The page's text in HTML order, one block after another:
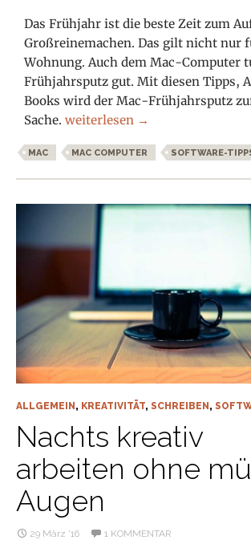
Das Frühjahr ist die beste Zeit zum
Großreinemachen. Das gilt nicht nur
Wohnung. Auch dem Mac-Computer
Frühjahrsputz gut. Mit diesen Tipps,
Books wird der Mac-Frühjahrsputz
Sache.Saubere Sache: Frühjahrsputz
weiterlesen →
MAC MAC COMPUTER SOFTWARE-
ALLGEMEIN, KREATIVITÄT, SCHREIBEN,
Nachts kreativ
arbeiten ohne
Augen
29 März ’16 1 KOMMENTAR